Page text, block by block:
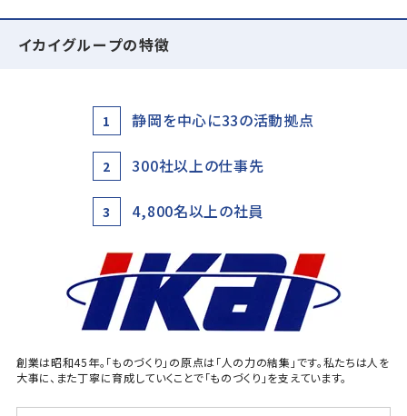
イカイグループの特徴
1 静岡を中心に33の活動拠点
2 300社以上の仕事先
3 4,800名以上の社員
創業は昭和45年。「ものづくり」の原点は「人の力の結集」です。私たちは人を
大事に、また丁寧に育成していくことで「ものづくり」を支えています。